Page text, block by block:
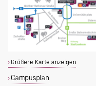
Größere Karte anzeigen
Campusplan